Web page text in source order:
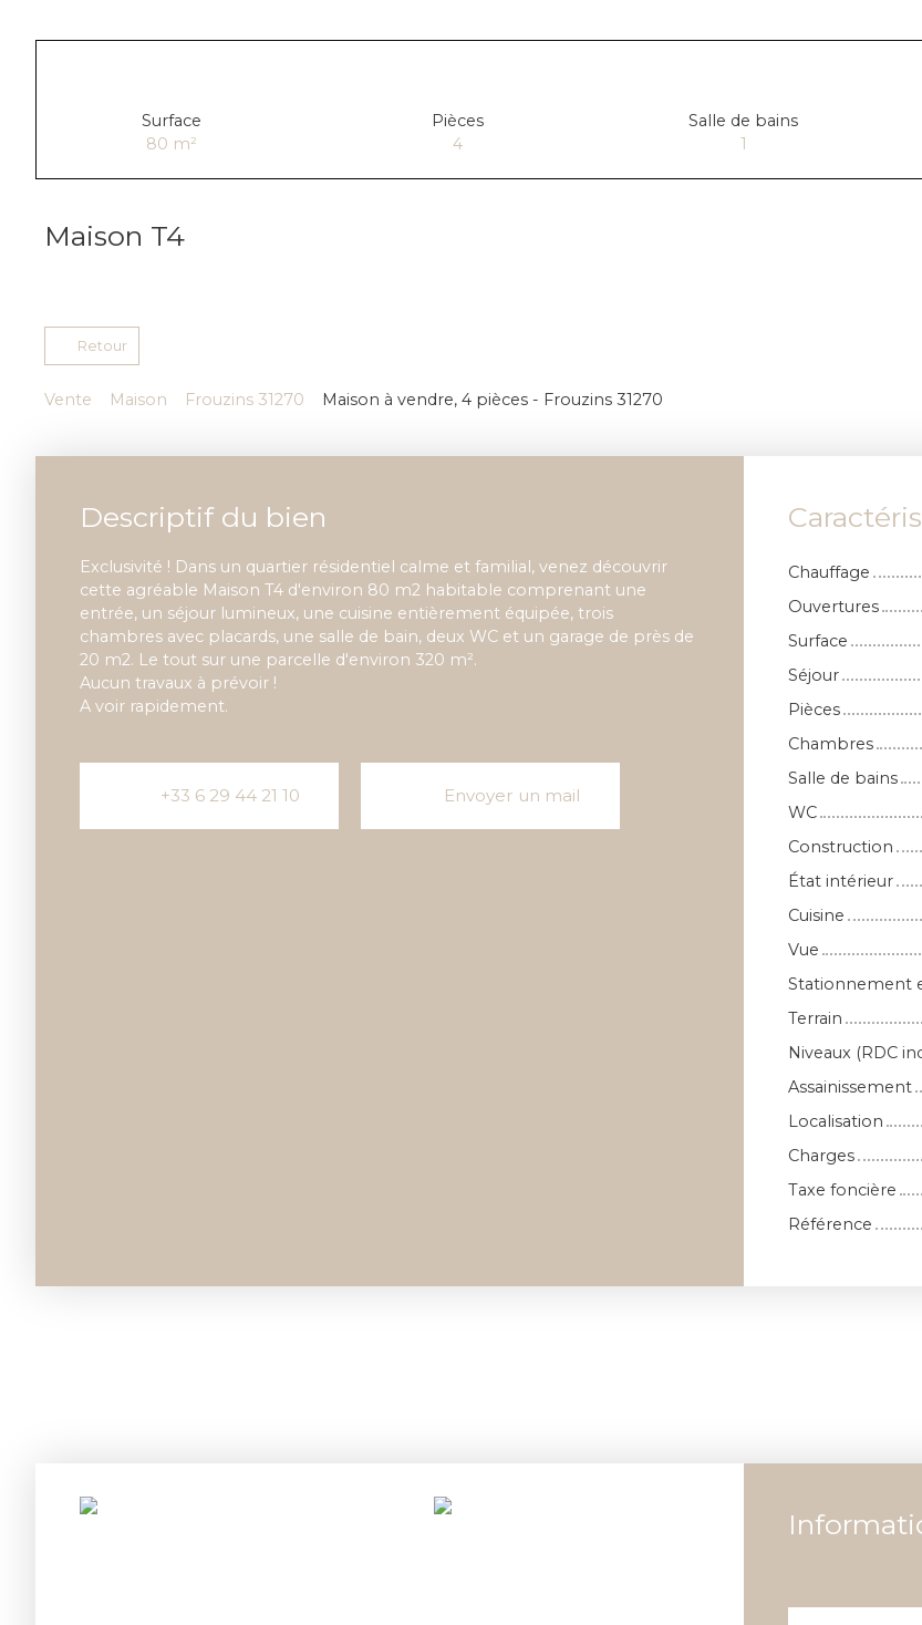
Surface
80 m²
Pièces
4
Salle de bains
1
Maison T4
Retour
Vente Maison Frouzins 31270 Maison à vendre, 4 pièces - Frouzins 31270
Descriptif du bien
Exclusivité ! Dans un quartier résidentiel calme et familial, venez découvrir
cette agréable Maison T4 d'environ 80 m2 habitable comprenant une
entrée, un séjour lumineux, une cuisine entièrement équipée, trois
chambres avec placards, une salle de bain, deux WC et un garage de près de
20 m2. Le tout sur une parcelle d'environ 320 m².
Aucun travaux à prévoir !
A voir rapidement.
+33 6 29 44 21 10 Envoyer un mail
Chauffage
Ouvertures
Surface
Séjour
Pièces
Chambres
Salle de bains
WC
Construction
État intérieur
Cuisine
Vue
Stationnement
Terrain
Niveaux (RDC
Assainissement
Localisation
Charges
Taxe foncière
Référence